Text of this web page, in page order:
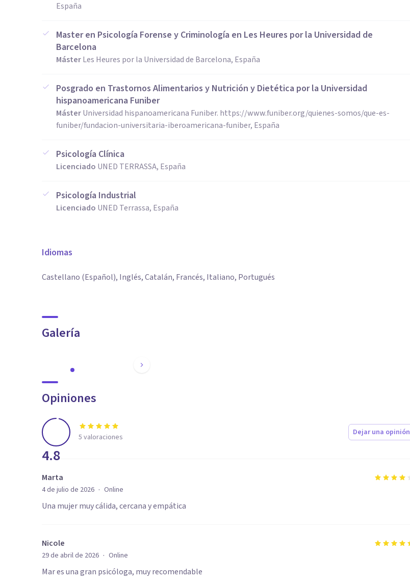
España
Master en Psicología Forense y Criminología en Les Heures por la Universidad de
Barcelona
MásterLes Heures por la Universidad de Barcelona, España
Posgrado en Trastornos Alimentarios y Nutrición y Dietética por la Universidad
hispanoamericana Funiber
MásterUniversidad hispanoamericana Funiber. https://www.funiber.org/quienes-somos/que-es-
funiber/fundacion-universitaria-iberoamericana-funiber, España
Psicología Clínica
Licenciado UNED TERRASSA, España
Psicología Industrial
Licenciado UNED Terrassa, España
Idiomas
Castellano (Español), Inglés, Catalán, Francés, Italiano, Portugués
Galería
Opiniones
4.8
5 valoraciones Dejar una opinión
Marta
4 de julio de 2026 · Online
Una mujer muy cálida, cercana y empática
Nicole
29 de abril de 2026 · Online
Mar es una gran psicóloga, muy recomendable